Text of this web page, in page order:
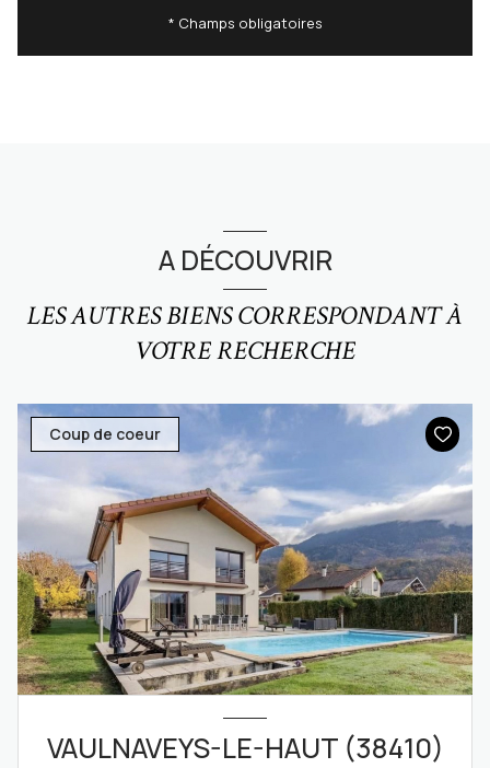
* Champs obligatoires
A DÉCOUVRIR
LES AUTRES BIENS CORRESPONDANT À
VOTRE RECHERCHE
Coup de coeur
VAULNAVEYS-LE-HAUT (38410)